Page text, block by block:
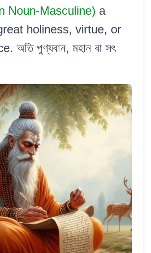
Noun-Masculine) a
holiness, virtue, or
অতি পুণ্যবান, মহান বা সৎ